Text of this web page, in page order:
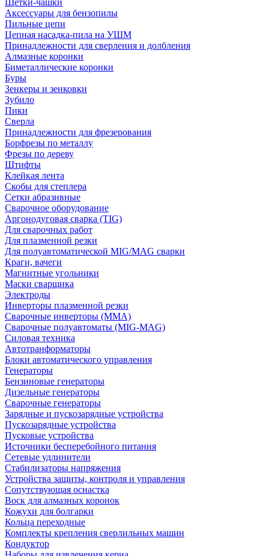
Щетки-чашки
Аксессуары для бензопилы
Пильные цепи
Цепная насадка-пила на УШМ
Принадлежности для сверления и долбления
Алмазные коронки
Биметаллические коронки
Буры
Зенкеры и зенковки
Зубило
Пики
Сверла
Принадлежности для фрезерования
Борфрезы по металлу
Фрезы по дереву
Штифты
Клейкая лента
Скобы для степлера
Сетки абразивные
Сварочное оборудование
Аргонодуговая сварка (TIG)
Для сварочных работ
Для плазменной резки
Для полуавтоматической MIG/MAG сварки
Краги, вачеги
Магнитные угольники
Маски сварщика
Электроды
Инверторы плазменной резки
Сварочные инверторы (MMA)
Сварочные полуавтоматы (MIG-MAG)
Силовая техника
Автотранформаторы
Блоки автоматического управления
Генераторы
Бензиновые генераторы
Дизельные генераторы
Сварочные генераторы
Зарядные и пускозарядные устройства
Пускозарядные устройства
Пусковые устройства
Источники бесперебойного питания
Сетевые удлинители
Стабилизаторы напряжения
Устройства защиты, контроля и управления
Сопутствующая оснастка
Воск для алмазных коронок
Кожухи для болгарки
Кольца переходные
Комплекты крепления сверлильных машин
Кондуктор